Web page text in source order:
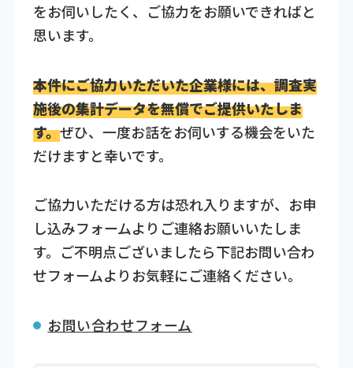
をお伺いしたく、ご協力をお願いできればと
思います。
本件にご協力いただいた企業様には、調査実
施後の集計データを無償でご提供いたしま
す。ぜひ、一度お話をお伺いする機会をいた
だけますと幸いです。
ご協力いただける方は恐れ入りますが、お申
し込みフォームよりご連絡お願いいたしま
す。ご不明点ございましたら下記お問い合わ
せフォームよりお気軽にご連絡ください。
お問い合わせフォーム